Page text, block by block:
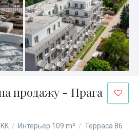
продажу - Прага
/ Интерьер 109 m² / Терраса 86